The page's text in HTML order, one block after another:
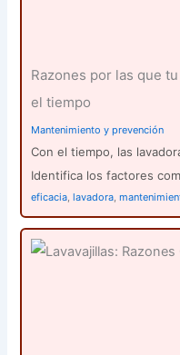
Razones por las que
el tiempo
Mantenimiento y prevención
Con el tiempo, las
Identifica los factores
eficacia ,lavadora ,